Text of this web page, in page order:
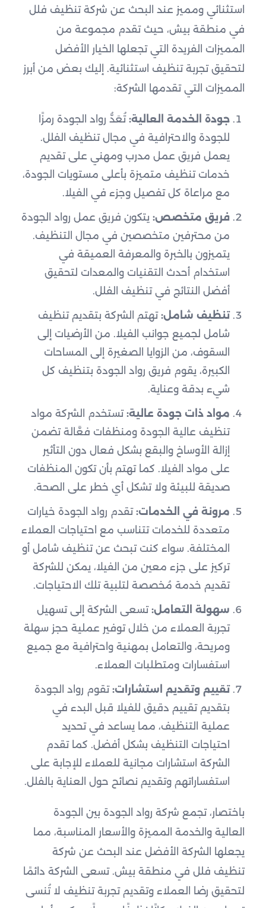
استثنائي ومميز عند البحث عن شركة تنظيف فلل
في منطقة بيش، حيث تقدم مجموعة من
المميزات الفريدة التي تجعلها الخيار الأفضل
لتحقيق تجربة تنظيف استثنائية. إليك بعض من أبرز
المميزات التي تقدمها الشركة:
جودة الخدمة العالية: تُعَدُّ رواد الجودة رمزًا
للجودة والاحترافية في مجال تنظيف الفلل.
يعمل فريق عمل مدرب ومهني على تقديم
خدمات تنظيف متميزة بأعلى مستويات الجودة،
مع مراعاة كل تفصيل وجزء في الفيلا.
فريق متخصص: يتكون فريق عمل رواد الجودة
من محترفين متخصصين في مجال التنظيف.
يتميزون بالخبرة والمعرفة العميقة في
استخدام أحدث التقنيات والمعدات لتحقيق
أفضل النتائج في تنظيف الفلل.
تنظيف شامل: تهتم الشركة بتقديم تنظيف
شامل لجميع جوانب الفيلا. من الأرضيات إلى
السقوف، من الزوايا الصغيرة إلى المساحات
الكبيرة، يقوم فريق رواد الجودة بتنظيف كل
شيء بدقة وعناية.
مواد ذات جودة عالية: تستخدم الشركة مواد
تنظيف عالية الجودة ومنظفات فعَّالة تضمن
إزالة الأوساخ والبقع بشكل فعال دون التأثير
على مواد الفيلا. كما تهتم بأن تكون المنظفات
صديقة للبيئة ولا تشكل أي خطر على الصحة.
مرونة في الخدمات: تقدم رواد الجودة خيارات
متعددة للخدمات تتناسب مع احتياجات العملاء
المختلفة. سواء كنت تبحث عن تنظيف شامل أو
تركيز على جزء معين من الفيلا، يمكن للشركة
تقديم خدمة مُخصصة لتلبية تلك الاحتياجات.
سهولة التعامل: تسعى الشركة إلى تسهيل
تجربة العملاء من خلال توفير عملية حجز سهلة
ومريحة، والتعامل بمهنية واحترافية مع جميع
استفسارات ومتطلبات العملاء.
تقييم وتقديم استشارات: تقوم رواد الجودة
بتقديم تقييم دقيق للفيلا قبل البدء في
عملية التنظيف، مما يساعد في تحديد
احتياجات التنظيف بشكل أفضل. كما تقدم
الشركة استشارات مجانية للعملاء للإجابة على
استفساراتهم وتقديم نصائح حول العناية بالفلل.
باختصار، تجمع شركة رواد الجودة بين الجودة
العالية والخدمة المميزة والأسعار المناسبة، مما
يجعلها الشركة الأفضل عند البحث عن شركة
تنظيف فلل في منطقة بيش. تسعى الشركة دائمًا
لتحقيق رضا العملاء وتقديم تجربة تنظيف لا تُنسى